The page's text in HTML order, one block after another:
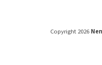
Copyright 2026